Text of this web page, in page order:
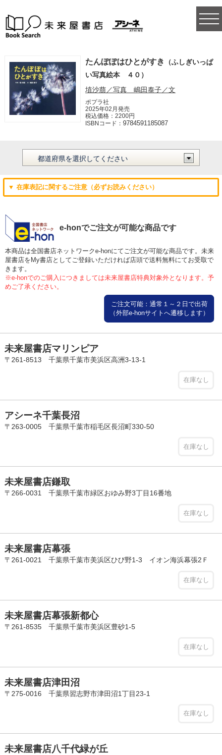
たんぽぽはひとがすき
（ふしぎいっぱ
い写真絵本 ４０）
埴沙萠／写真 嶋田泰子／文
ポプラ社
2025年02月発売
税込価格：2200円
ISBNコード：9784591185087
▼ 在庫表記に関するご注意（必ずお読みください）
e-honでご注文が可能な商品です
本商品は全国書店ネットワークe-honにてご注文が可能な商品です。未来
屋書店をMy書店としてご登録いただければ店頭で送料無料にてお受取で
きます。
※e-honでのご購入につきましては未来屋書店特典対象外となります。予
めご了承ください。
ご注文可能：通常１～２日で出荷
（外部e-honサイトへ遷移します）
未来屋書店マリンピア
〒261-8513 千葉県千葉市美浜区高洲3-13-1
在庫なし
アシーネ千葉長沼
〒263-0005 千葉県千葉市稲毛区長沼町330-50
在庫なし
未来屋書店鎌取
〒266-0031 千葉県千葉市緑区おゆみ野3丁目16番地
在庫なし
未来屋書店幕張
〒261-0021 千葉県千葉市美浜区ひび野1-3 イオン海浜幕張2Ｆ
在庫なし
未来屋書店幕張新都心
〒261-8535 千葉県千葉市美浜区豊砂1-5
在庫なし
未来屋書店津田沼
〒275-0016 千葉県習志野市津田沼1丁目23-1
在庫なし
未来屋書店八千代緑が丘